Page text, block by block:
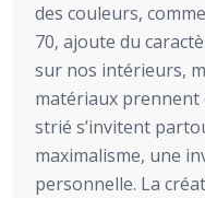
des couleurs,
70, ajoute du
sur nos intérieurs,
matériaux prennent
strié s’invitent
maximalisme, une
personnelle. La